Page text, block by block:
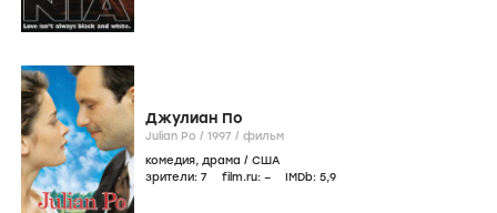
Джулиан По
Julian Po / 1997 / фильм
комедия, драма / США
зрители: 7 film.ru: – IMDb: 5,9